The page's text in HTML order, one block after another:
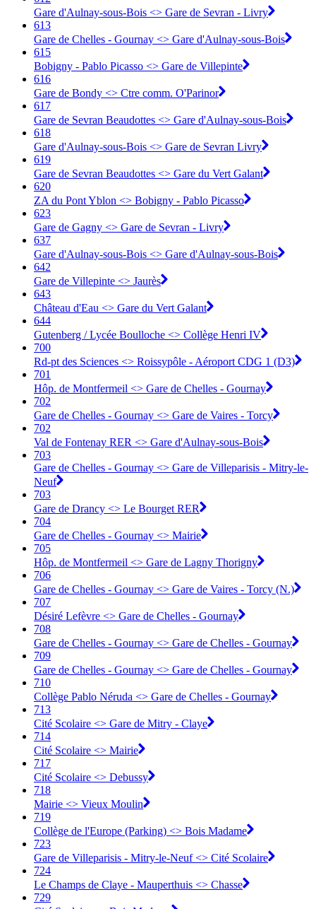
Gare d'Aulnay-sous-Bois <> Gare de Sevran - Livry
613
Gare de Chelles - Gournay <> Gare d'Aulnay-sous-Bois
615
Bobigny - Pablo Picasso <> Gare de Villepinte
616
Gare de Bondy <> Ctre comm. O'Parinor
617
Gare de Sevran Beaudottes <> Gare d'Aulnay-sous-Bois
618
Gare d'Aulnay-sous-Bois <> Gare de Sevran Livry
619
Gare de Sevran Beaudottes <> Gare du Vert Galant
620
ZA du Pont Yblon <> Bobigny - Pablo Picasso
623
Gare de Gagny <> Gare de Sevran - Livry
637
Gare d'Aulnay-sous-Bois <> Gare d'Aulnay-sous-Bois
642
Gare de Villepinte <> Jaurès
643
Château d'Eau <> Gare du Vert Galant
644
Gutenberg / Lycée Boulloche <> Collège Henri IV
700
Rd-pt des Sciences <> Roissypôle - Aéroport CDG 1 (D3)
701
Hôp. de Montfermeil <> Gare de Chelles - Gournay
702
Gare de Chelles - Gournay <> Gare de Vaires - Torcy
702
Val de Fontenay RER <> Gare d'Aulnay-sous-Bois
703
Gare de Chelles - Gournay <> Gare de Villeparisis - Mitry-le-
Neuf
703
Gare de Drancy <> Le Bourget RER
704
Gare de Chelles - Gournay <> Mairie
705
Hôp. de Montfermeil <> Gare de Lagny Thorigny
706
Gare de Chelles - Gournay <> Gare de Vaires - Torcy (N.)
707
Désiré Lefèvre <> Gare de Chelles - Gournay
708
Gare de Chelles - Gournay <> Gare de Chelles - Gournay
709
Gare de Chelles - Gournay <> Gare de Chelles - Gournay
710
Collège Pablo Néruda <> Gare de Chelles - Gournay
713
Cité Scolaire <> Gare de Mitry - Claye
714
Cité Scolaire <> Mairie
717
Cité Scolaire <> Debussy
718
Mairie <> Vieux Moulin
719
Collège de l'Europe (Parking) <> Bois Madame
723
Gare de Villeparisis - Mitry-le-Neuf <> Cité Scolaire
724
Le Champs de Claye - Mauperthuis <> Chasse
729